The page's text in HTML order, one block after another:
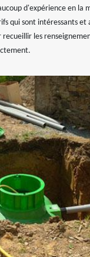
d'expérience en la
qui sont intéressants et
recueillir les